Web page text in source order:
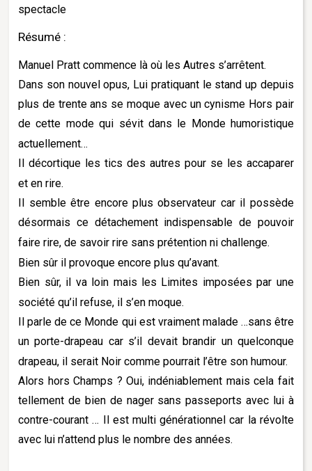
spectacle
Résumé :
Manuel Pratt commence là où les Autres s’arrêtent.
Dans son nouvel opus, Lui pratiquant le stand up depuis
plus de trente ans se moque avec un cynisme Hors pair
de cette mode qui sévit dans le Monde humoristique
actuellement…
Il décortique les tics des autres pour se les accaparer
et en rire.
Il semble être encore plus observateur car il possède
désormais ce détachement indispensable de pouvoir
faire rire, de savoir rire sans prétention ni challenge.
Bien sûr il provoque encore plus qu’avant.
Bien sûr, il va loin mais les Limites imposées par une
société qu’il refuse, il s’en moque.
Il parle de ce Monde qui est vraiment malade …sans être
un porte-drapeau car s’il devait brandir un quelconque
drapeau, il serait Noir comme pourrait l’être son humour.
Alors hors Champs ? Oui, indéniablement mais cela fait
tellement de bien de nager sans passeports avec lui à
contre-courant … Il est multi générationnel car la révolte
avec lui n’attend plus le nombre des années.